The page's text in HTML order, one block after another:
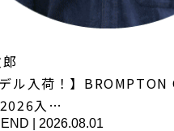
デル入荷！】
入…
2026.08.01